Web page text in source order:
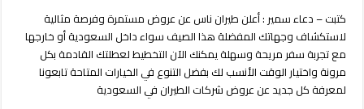
عن
عروض
داخلية
تبدأ
من
119
كتبت – دعاء سمير : أعلن طيران ناس عن عروض مستمرة وفرصة مثالية
لاستكشاف وجهاتك المفضلة هذا الصيف سواء داخل السعودية أو خارجها
مع تجربة سفر مريحة وسهلة يمكنك الآن التخطيط لعطلتك القادمة بكل
مرونة واختيار الوقت الأنسب لك بفضل التنوع في الخيارات المتاحة تابعونا
لمعرفة كل جديد عن عروض شركات الطيران في السعودية